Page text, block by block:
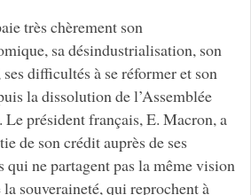
très chèrement son
sa désindustrialisation, son
difficultés à se réformer et son
la dissolution de l’Assemblée
président français, E. Macron, a
de son crédit auprès de ses
qui ne partagent pas la même vision
souveraineté, qui reprochent à